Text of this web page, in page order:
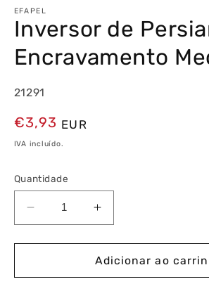
EFAPEL
Inversor de
Encravamento
21291
Preço
normal
€3,93 EUR
IVA incluído.
Quantidade
Diminuir
a
quantidade
Inversor
Aumentar
a
quantidade
de
Inversor
Adicionar ao